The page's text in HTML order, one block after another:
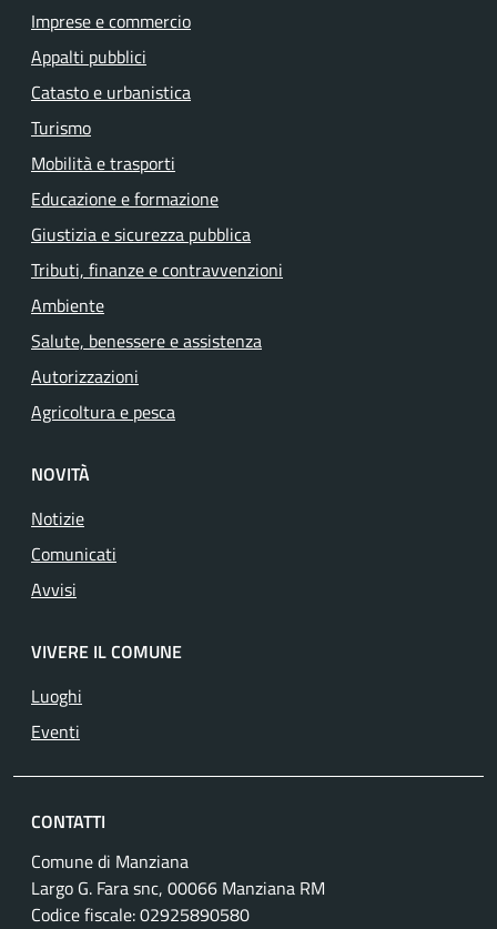
Imprese e commercio
Appalti pubblici
Catasto e urbanistica
Turismo
Mobilità e trasporti
Educazione e formazione
Giustizia e sicurezza pubblica
Tributi, finanze e contravvenzioni
Ambiente
Salute, benessere e assistenza
Autorizzazioni
Agricoltura e pesca
NOVITÀ
Notizie
Comunicati
Avvisi
VIVERE IL COMUNE
Luoghi
Eventi
CONTATTI
Comune di Manziana
Largo G. Fara snc, 00066 Manziana RM
Codice fiscale:02925890580